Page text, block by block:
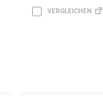
VERGLEICHEN